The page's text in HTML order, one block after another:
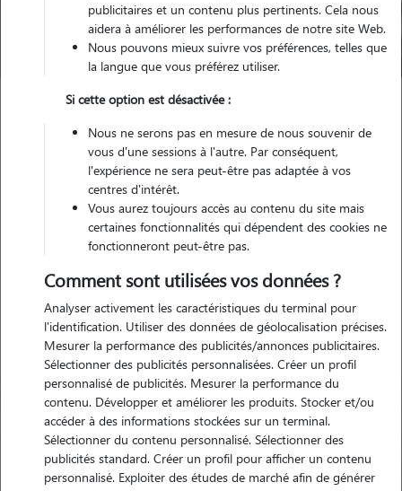
Trouver mon Pet Sitter
Coulans-sur-Gée
Plus de 5 propriétaires satisfaits pour
la garde de leur animal à Coulans-sur-
Gée
Garde d'animaux Coulans-
sur-Gée (72550)
Avis déposé par Sophie le 10-
05-2026 21:09
"Christiane a gardé nos 2 toutous Rio et
Una le temps d'un week-end. C'était pour
publicitaires et un contenu plus pertinents. Cela nous
aidera à améliorer les performances de notre site Web.
Nous pouvons mieux suivre vos préférences, telles que
la langue que vous préférez utiliser.
Si cette option est désactivée :
Nous ne serons pas en mesure de nous souvenir de
vous d'une sessions à l'autre. Par conséquent,
l'expérience ne sera peut-être pas adaptée à vos
centres d'intérêt.
Vous aurez toujours accès au contenu du site mais
certaines fonctionnalités qui dépendent des cookies ne
fonctionneront peut-être pas.
Comment sont utilisées vos données ?
Analyser activement les caractéristiques du terminal pour
l'identification. Utiliser des données de géolocalisation précises.
Mesurer la performance des publicités/annonces publicitaires.
Sélectionner des publicités personnalisées. Créer un profil
personnalisé de publicités. Mesurer la performance du
contenu. Développer et améliorer les produits. Stocker et/ou
accéder à des informations stockées sur un terminal.
Sélectionner du contenu personnalisé. Sélectionner des
publicités standard. Créer un profil pour afficher un contenu
personnalisé. Exploiter des études de marché afin de générer